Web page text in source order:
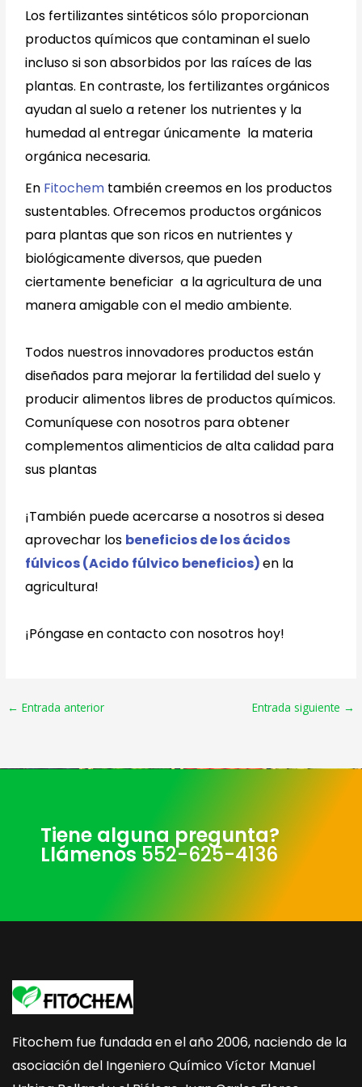
Los fertilizantes sintéticos sólo proporcionan
productos químicos que contaminan el suelo
incluso si son absorbidos por las raíces de las
plantas. En contraste, los fertilizantes orgánicos
ayudan al suelo a retener los nutrientes y la
humedad al entregar únicamente la materia
orgánica necesaria.
En Fitochem también creemos en los productos
sustentables. Ofrecemos productos orgánicos
para plantas que son ricos en nutrientes y
biológicamente diversos, que pueden
ciertamente beneficiar a la agricultura de una
manera amigable con el medio ambiente.
Todos nuestros innovadores productos están
diseñados para mejorar la fertilidad del suelo y
producir alimentos libres de productos químicos.
Comuníquese con nosotros para obtener
complementos alimenticios de alta calidad para
sus plantas
¡También puede acercarse a nosotros si desea
aprovechar los beneficios de los ácidos
fúlvicos (Acido fúlvico beneficios)en la
agricultura!
¡Póngase en contacto con nosotros hoy!
← Entrada anterior Entrada siguiente →
Tiene alguna pregunta?
Llámenos 552-625-4136
Fitochem fue fundada en el año 2006, naciendo de la
asociación del Ingeniero Químico Víctor Manuel